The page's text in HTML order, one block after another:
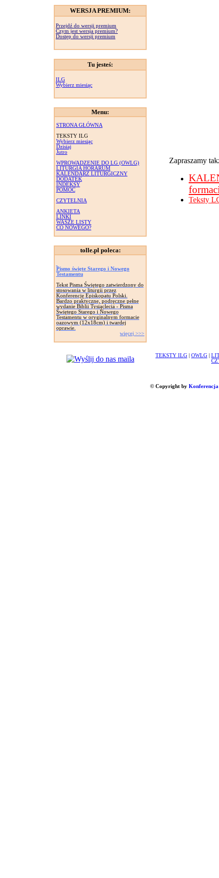
WERSJA PREMIUM:
Przejdź do wersji premium
Czym jest wersja premium?
Dostęp do wersji premium
Tu jesteś:
ILG
Wybierz miesiąc
Menu:
STRONA GŁÓWNA
TEKSTY ILG
Wybierz miesiąc
Dzisiaj
Jutro
WPROWADZENIE DO LG (OWLG)
LITURGIA HORARUM
KALENDARZ LITURGICZNY
DODATEK
INDEKSY
POMOC
CZYTELNIA
ANKIETA
LINKI
WASZE LISTY
CO NOWEGO?
tolle.pl poleca:
Pismo święte Starego i Nowego
Testamentu
Tekst Pisma Świętego zatwierdzony do
stosowania w liturgii przez
Konferencję Episkopatu Polski.
Bardzo praktyczne, podręczne pełne
wydanie Biblii Tysiąclecia - Pisma
Świętego Starego i Nowego
Testamentu w oryginalnym formacie
oazowym (12x18cm) i twardej
oprawie.
więcej >>>
Zapraszamy
Teksty
TEKSTY ILG OWLG
© Copyright by Konferencja